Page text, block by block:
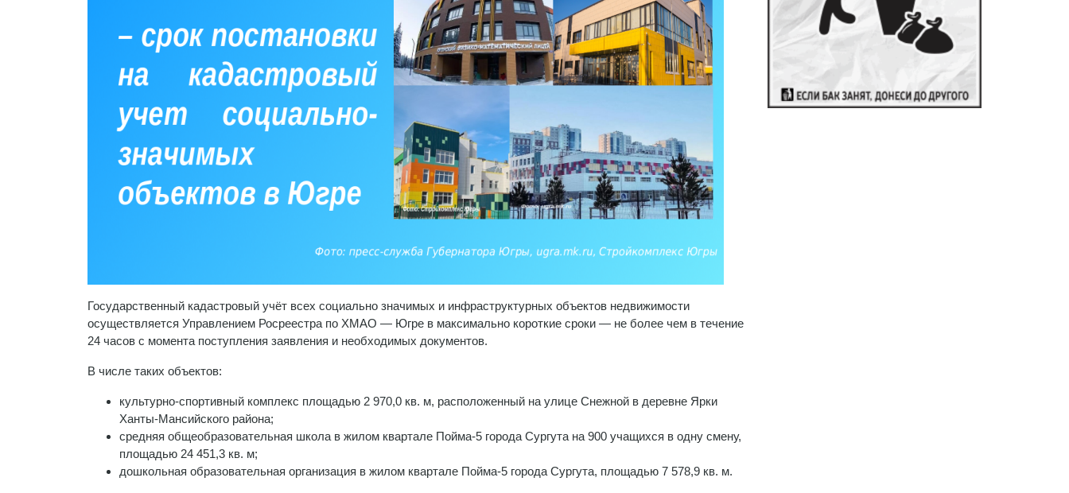
Государственный кадастровый учёт всех социально значимых и инфраструктурных объектов недвижимости
осуществляется Управлением Росреестра по ХМАО — Югре в максимально короткие сроки — не более чем в течение
24 часов с момента поступления заявления и необходимых документов.
В числе таких объектов:
культурно-спортивный комплекс площадью 2 970,0 кв. м, расположенный на улице Снежной в деревне Ярки
Ханты-Мансийского района;
средняя общеобразовательная школа в жилом квартале Пойма-5 города Сургута на 900 учащихся в одну смену,
площадью 24 451,3 кв. м;
дошкольная образовательная организация в жилом квартале Пойма-5 города Сургута, площадью 7 578,9 кв. м.